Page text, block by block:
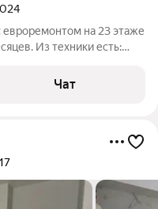
евроремонтом на 23 этаже
Из техники есть:
Чат